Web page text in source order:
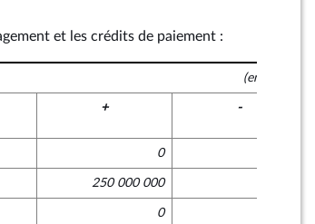
et les crédits de paiement :
(en euros)
+ -
0
250 000 000
0